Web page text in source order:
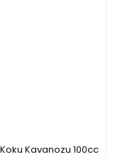
Kavanozu 100cc